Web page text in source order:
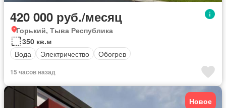
420 000 руб./месяц
Горький, Тыва Республика
350 кв.м
Вода
Электричество Обогрев
15 часов назад
Новое